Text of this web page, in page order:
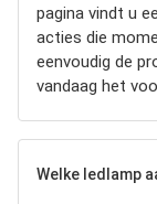
pagina vindt u
acties die
eenvoudig de
vandaag het
Welke ledlamp